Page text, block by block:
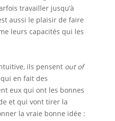
travailler jusqu’à
aussi le plaisir de faire
leurs capacités qui les
ils pensent out of
en fait des
eux qui ont les bonnes
et qui vont tirer la
la vraie bonne idée :